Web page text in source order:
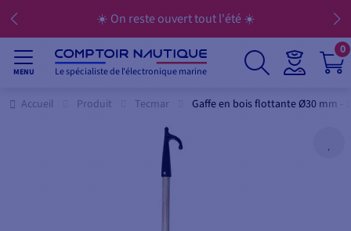
☀️ On reste ouvert tout l'été ☀️
MENU Le spécialiste de l'électronique marine
0
Accueil Produit Tecmar Gaffe en bois flottante Ø30 mm -